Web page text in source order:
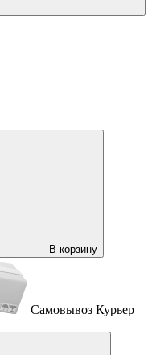
В корзину
Самовывоз Курьер